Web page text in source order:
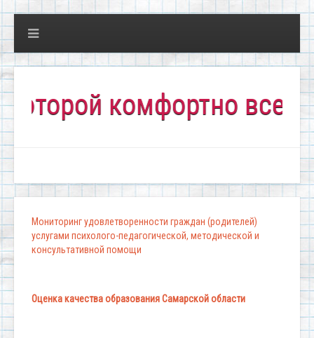
комфортно всем!"
Мониторинг удовлетворенности граждан (родителей)
услугами психолого-педагогической, методической и
консультативной помощи
Оценка качества образования Самарской области